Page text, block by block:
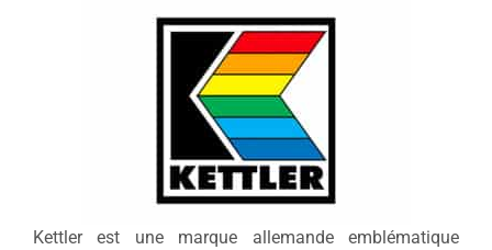
Kettler est une marque allemande emblématique